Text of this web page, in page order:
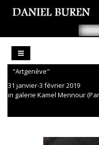
"Artgenève"
31 janvier-3 février 2019
in galerie Kamel Mennour